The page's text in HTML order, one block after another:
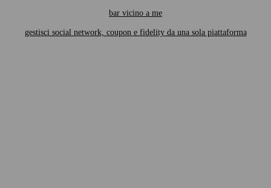
bar vicino a me
gestisci social network, coupon e fidelity da una sola piattaforma